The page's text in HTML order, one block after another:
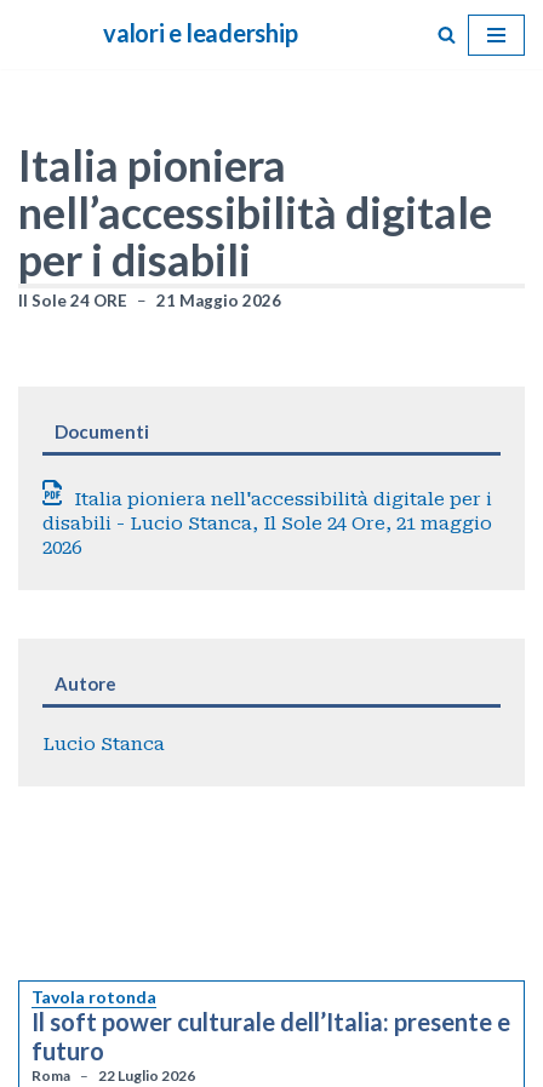
valori e leadership
Italia pioniera
nell’accessibilità digitale
per i disabili
Il Sole 24 ORE 21 Maggio 2026
Documenti
Italia pioniera nell'accessibilità digitale per i
disabili - Lucio Stanca, Il Sole 24 Ore, 21 maggio
2026
Autore
Lucio Stanca
Tavola rotonda
Il soft power culturale dell’Italia: presente e
futuro
Roma 22 Luglio 2026